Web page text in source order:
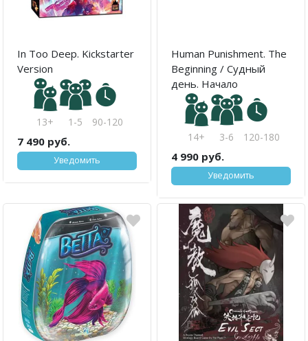
In Too Deep. Kickstarter
Version
13+ 1-5 90-120
7 490 руб.
Уведомить
Human Punishment. The
Beginning / Судный
день. Начало
14+ 3-6 120-180
4 990 руб.
Уведомить